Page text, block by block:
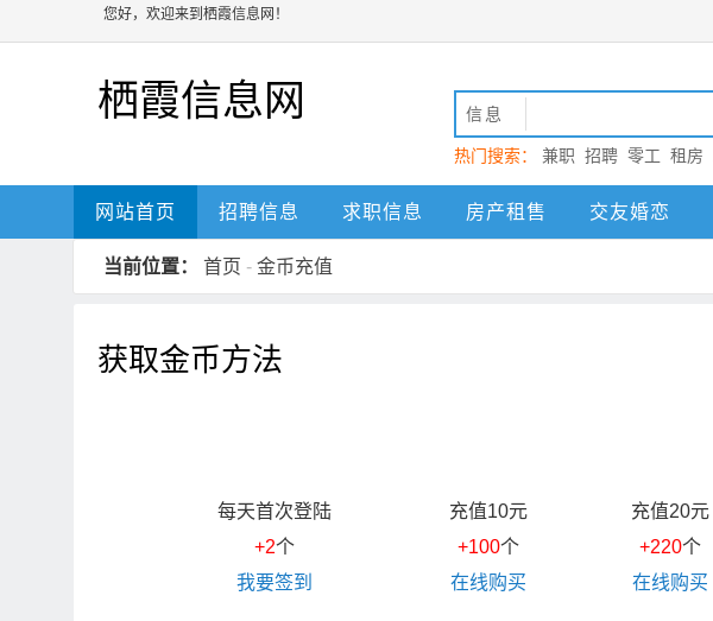
您好，欢迎来到栖霞信息网！
栖霞信息网 信息
热门搜索： 兼职 招聘 零工 租房
栖霞
网站首页 招聘信息 求职信息 房产租售 交友婚恋
当前位置： 首页 - 金币充值
获取金币方法
每天首次登陆
+2个
我要签到
充值10元
+100个
在线购买
充值20元
+220个
在线购买